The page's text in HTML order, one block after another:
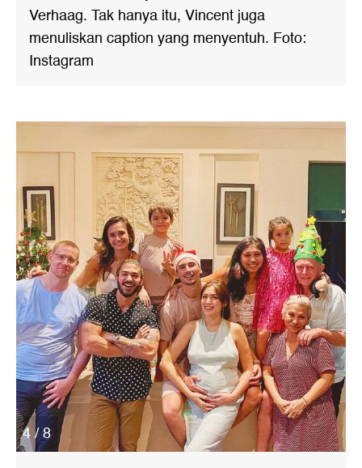
Verhaag. Tak hanya itu, Vincent juga
menuliskan caption yang menyentuh. Foto:
Instagram
4 / 8